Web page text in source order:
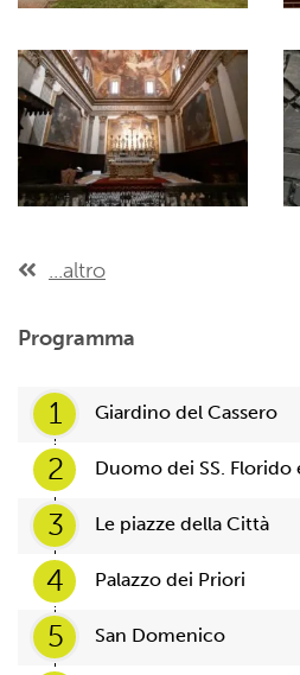
...altro
Programma
1 Giardino del Cassero
2 Duomo dei SS. Florido
3 Le piazze della Città
4 Palazzo dei Priori
5 San Domenico